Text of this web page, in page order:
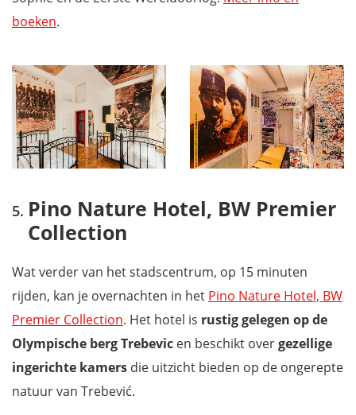
boeken.
Pino Nature Hotel, BW Premier
Collection
Wat verder van het stadscentrum, op 15 minuten
rijden, kan je overnachten in het Pino Nature Hotel, BW
Premier Collection. Het hotel is rustig gelegen op de
Olympische berg Trebevic en beschikt overgezellige
ingerichte kamers die uitzicht bieden op de ongerepte
natuur van Trebević.